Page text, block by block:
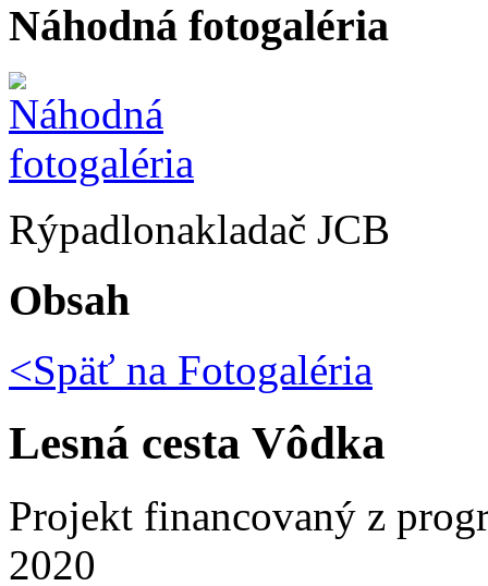
Náhodná fotogaléria
Rýpadlonakladač JCB
Obsah
<Späť na Fotogaléria
Lesná cesta Vôdka
Projekt financovaný z
2020